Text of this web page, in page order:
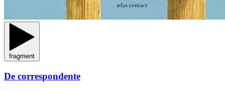
fragment
De correspondente